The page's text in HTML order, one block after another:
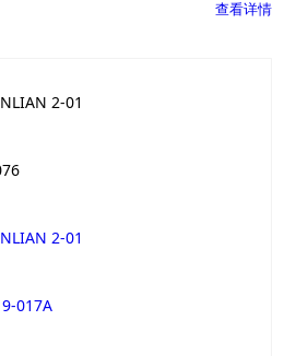
查看详情
2-01
2-01
017A